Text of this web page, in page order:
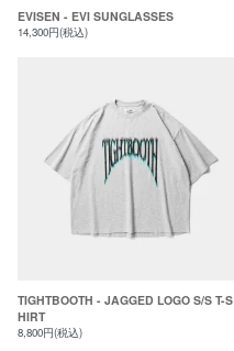
EVISEN - EVI SUNGLASSES
14,300円(税込)
TIGHTBOOTH - JAGGED LOGO S/S T-S
HIRT
8,800円(税込)